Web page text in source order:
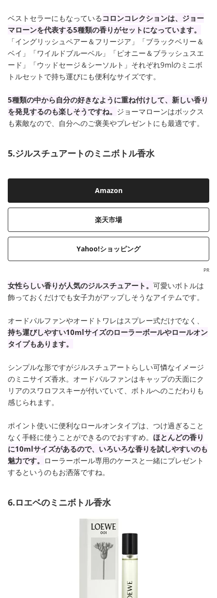
ベストセラーにもなっている コロンコレクションは、ジョー
マローンを代表する5種類の香りがセットになっています。
「イングリッシュペアー＆フリージア」「ブラックベリー＆
ベイ」「ワイルドブルーベル」「ピオニー＆ブラッシュスエ
ード」「ウッドセージ＆シーソルト」それぞれ9mlのミニボ
トルセットで持ち運びにも便利なサイズです。
5種類の中から自分の好きなように重ね付けして、新しい香り
を発見するのも楽しそうですね。 ジョーマローンはボックス
も素敵なので、自分へのご褒美やプレゼントにも最適です。
5.ジルスチュアートのミニボトル香水
Amazon
楽天市場
Yahoo!ショッピング
PR
女性らしい香りが人気のジルスチュアート。 可愛いボトルは
飾っておくだけでも女子力がアップしそうなアイテムです。
オードパルファンやオードトワレはスプレー式だけでなく、
持ち運びしやすい10mlサイズのローラーボールやロールオン
タイプもあります。
シンプルな形ですがジルスチュアートらしい可憐なイメージ
のミニサイズ香水。オードパルファンはキャップの天面にク
リアのスワロフスキーが付いていて、ボトルへのこだわりも
感じられます。
ポイント使いに便利なロールオンタイプは、つけ過ぎること
なく手軽に使うことができるのでおすすめ。 ほとんどの香り
に10mlサイズがあるので、いろいろな香りを試しやすいのも
魅力です。 ローラーボール専用のケースと一緒にプレゼント
するというのもお洒落ですね。
6.ロエベのミニボトル香水